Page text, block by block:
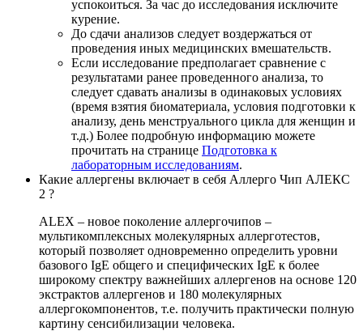
успокоиться. За час до исследования исключите
курение.
До сдачи анализов следует воздержаться от
проведения иных медицинских вмешательств.
Если исследование предполагает сравнение с
результатами ранее проведенного анализа, то
следует сдавать анализы в одинаковых условиях
(время взятия биоматериала, условия подготовки к
анализу, день менструального цикла для женщин и
т.д.) Более подробную информацию можете
прочитать на странице Подготовка к
лабораторным исследованиям.
Какие аллергены включает в себя Аллерго Чип АЛЕКС
2 ?
ALEX – новое поколение аллергочипов –
мультикомплексных молекулярных аллерготестов,
который позволяет одновременно определить уровни
базового IgE общего и специфических IgE к более
широкому спектру важнейших аллергенов на основе 120
экстрактов аллергенов и 180 молекулярных
аллергокомпонентов, т.е. получить практически полную
картину сенсибилизации человека.